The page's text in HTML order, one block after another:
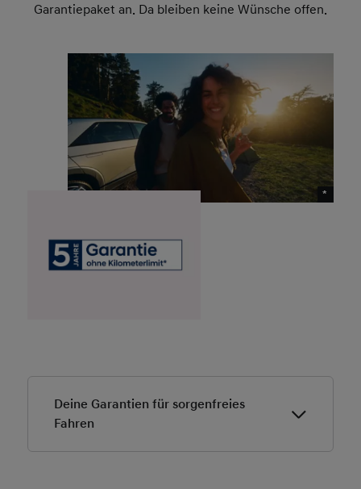
Garantiepaket an. Da bleiben keine Wünsche offen.
*
Deine Garantien für sorgenfreies
Fahren